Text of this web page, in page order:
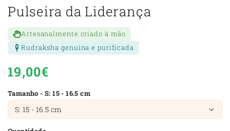
Pulseira da Liderança
Artesanalmente criado à mão
Rudraksha genuína e purificada
Preço
19,00€
Tamanho - S: 15 - 16.5 cm